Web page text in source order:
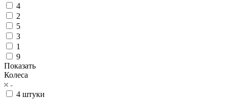
4
2
5
3
1
9
Показать
Колеса
4 штуки